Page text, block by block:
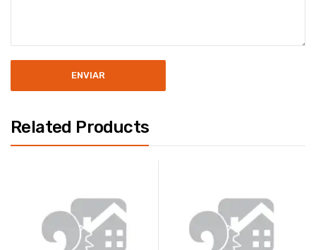
Related Products